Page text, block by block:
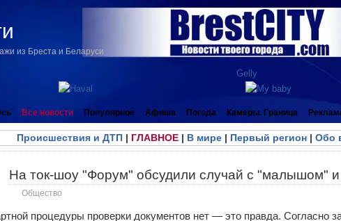
из Бреста и Беларуси
Все новости Популярное Афиша Погода Камеры. Граница
Происшествия и ДТП| ГЛАВНОЕ| В мире| Первый регион| Обо
На ток-шоу "Форум" обсудили случай с "малышом"
Общество
процедуры проверки документов нет — это правда. Согласно